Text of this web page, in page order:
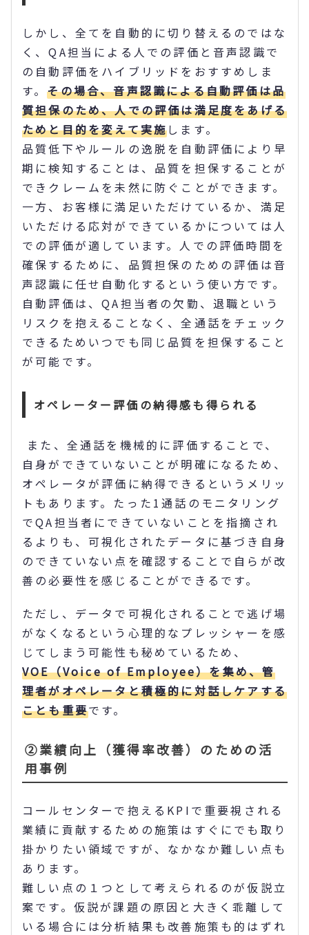
しかし、全てを自動的に切り替えるのではな
く、QA担当による人での評価と音声認識で
の自動評価をハイブリッドをおすすめしま
す。その場合、音声認識による自動評価は品
質担保のため、人での評価は満足度をあげる
ためと目的を変えて実施します。
品質低下やルールの逸脱を自動評価により早
期に検知することは、品質を担保することが
できクレームを未然に防ぐことができます。
一方、お客様に満足いただけているか、満足
いただける応対ができているかについては人
での評価が適しています。人での評価時間を
確保するために、品質担保のための評価は音
声認識に任せ自動化するという使い方です。
自動評価は、QA担当者の欠勤、退職という
リスクを抱えることなく、全通話をチェック
できるためいつでも同じ品質を担保すること
が可能です。
オペレーター評価の納得感も得られる
また、全通話を機械的に評価することで、
自身ができていないことが明確になるため、
オペレータが評価に納得できるというメリッ
トもあります。たった1通話のモニタリング
でQA担当者にできていないことを指摘され
るよりも、可視化されたデータに基づき自身
のできていない点を確認することで自らが改
善の必要性を感じることができるです。
ただし、データで可視化されることで逃げ場
がなくなるという心理的なプレッシャーを感
じてしまう可能性も秘めているため、
VOE（Voice of Employee）を集め、管
理者がオペレータと積極的に対話しケアする
ことも重要です。
②業績向上（獲得率改善）のための活
用事例
コールセンターで抱えるKPIで重要視される
業績に貢献するための施策はすぐにでも取り
掛かりたい領域ですが、なかなか難しい点も
あります。
難しい点の１つとして考えられるのが仮説立
案です。仮説が課題の原因と大きく乖離して
いる場合には分析結果も改善施策も的はずれ